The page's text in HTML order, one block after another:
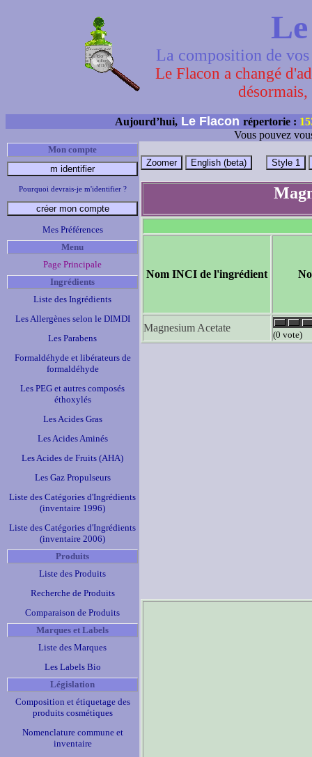
La composition de
Le Flacon a changé
Aujourd’hui, Le Flacon répertorie :
Vous pouvez
Mon compte
Pourquoi devrais-je m'identifier ?
Mes Préférences
Menu
Page Principale
Ingrédients
Liste des Ingrédients
Les Allergènes selon le DIMDI
Les Parabens
Formaldéhyde et libérateurs de
formaldéhyde
Les PEG et autres composés
éthoxylés
Les Acides Gras
Les Acides Aminés
Les Acides de Fruits (AHA)
Les Gaz Propulseurs
Liste des Catégories d'Ingrédients
(inventaire 1996)
Liste des Catégories d'Ingrédients
(inventaire 2006)
Produits
Liste des Produits
Recherche de Produits
Comparaison de Produits
Marques et Labels
Liste des Marques
Les Labels Bio
Législation
Composition et étiquetage des
produits cosmétiques
Nomenclature commune et
inventaire
Nom INCI de l'ingrédient
Magnesium Acetate
(0 vote)